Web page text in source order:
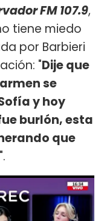
FM 107.9,
tiene miedo
por Barbieri
"Dije que
se
y hoy
burlón, esta
que
".